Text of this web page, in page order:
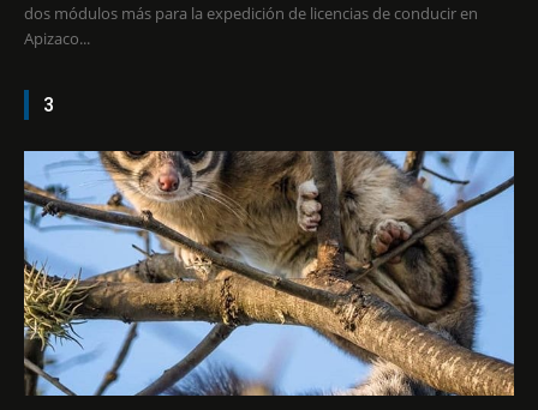
dos módulos más para la expedición de licencias de conducir en
Apizaco...
3